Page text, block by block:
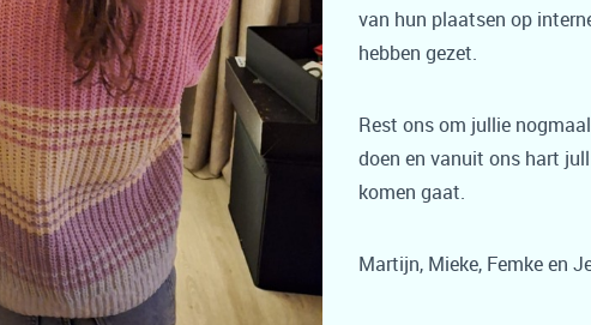
van hun plaatsen op
hebben gezet.
Rest ons om jullie
doen en vanuit ons hart
komen gaat.
Martijn, Mieke, Femke en